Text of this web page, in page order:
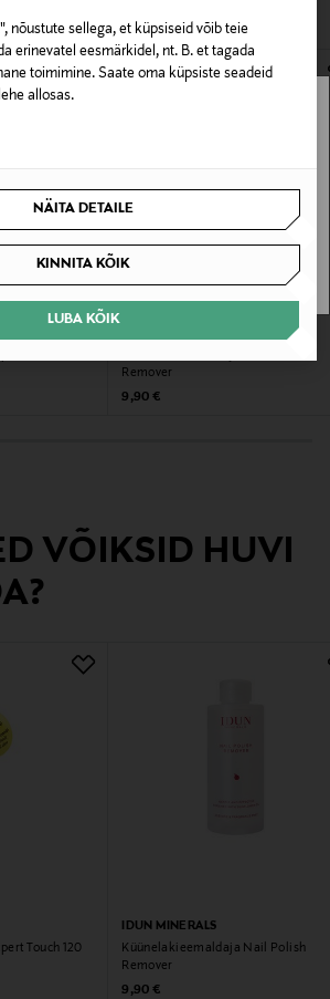
nõustute sellega, et küpsiseid võib teie
erinevatel eesmärkidel, nt. B. et tagada
toimimine. Saate oma küpsiste seadeid
allosas.
NÄITA DETAILE
KINNITA KÕIK
LUBA KÕIK
Remover
Original Price
9,90 €
VÕIKSID HUVI
Touch 120
IDUN MINERALS
Küünelakieemaldaja Nail Polish
Remover
Original Price
9,90 €
Sinu riigis saadaval.
SAAN ARU